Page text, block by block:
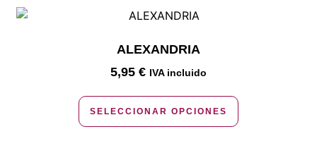
ALEXANDRIA
5,95 € IVA incluido
SELECCIONAR OPCIONES